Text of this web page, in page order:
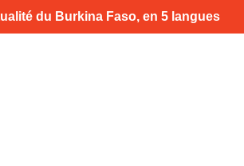
du Burkina Faso, en 5 langues